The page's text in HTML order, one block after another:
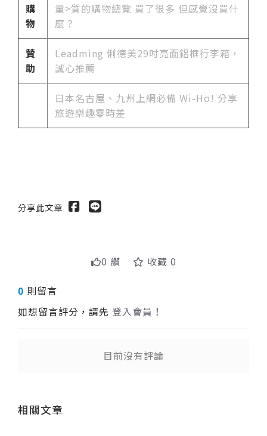
購
物
量>質的購物總覽 買了很多 但感覺沒買什
麼？
贊
助
Leadming 俐德美29吋亮面鋁框行李箱，
誠心推薦
日本名古屋、九州上網必備 Wi-Ho! 分享
旅遊樂趣零時差
分享此文章
0 讚 收藏 0
0 則留言
如想留言評分，請先 登入會員 ！
目前沒有評論
相關文章